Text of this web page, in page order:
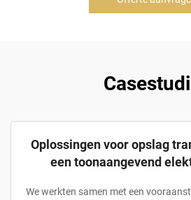
Oplossingen voor opslag
een toonaangevend
We werkten samen met een